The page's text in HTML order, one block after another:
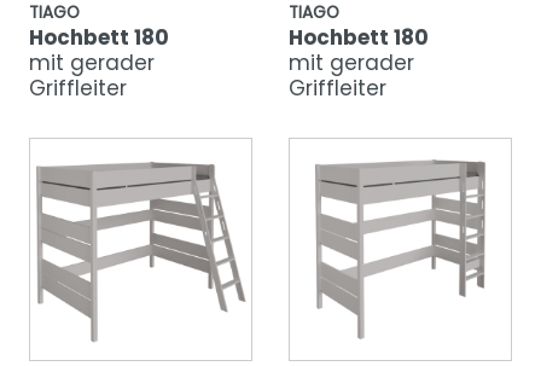
TIAGO
Hochbett 180
mit gerader
Griffleiter
TIAGO
Hochbett 180
mit gerader
Griffleiter